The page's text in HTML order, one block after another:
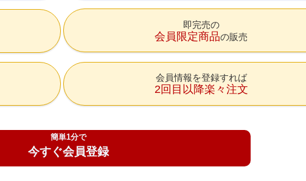
即完売の
会員限定商品の販売
会員情報を登録すれば
2回目以降楽々注文
簡単1分で
今すぐ会員登録